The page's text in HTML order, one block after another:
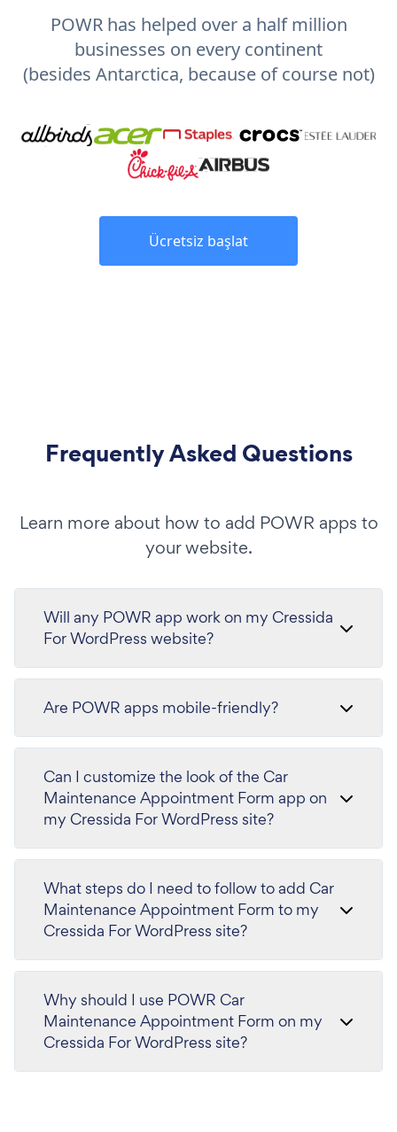
POWR has helped over a half million
businesses on every continent
(besides Antarctica, because of course not)
Ücretsiz başlat
Frequently Asked Questions
Learn more about how to add POWR apps to
your website.
Will any POWR app work on my Cressida
For WordPress website?
Are POWR apps mobile-friendly?
Can I customize the look of the Car
Maintenance Appointment Form app on
my Cressida For WordPress site?
What steps do I need to follow to add Car
Maintenance Appointment Form to my
Cressida For WordPress site?
Why should I use POWR Car
Maintenance Appointment Form on my
Cressida For WordPress site?